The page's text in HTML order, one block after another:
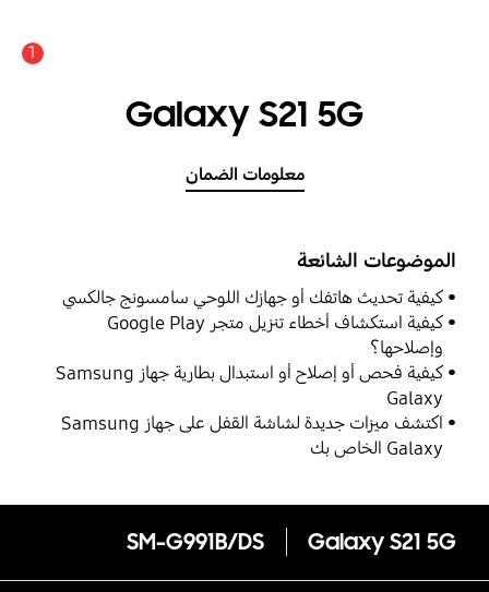
1
Galaxy S21 5G
معلومات الضمان
الموضوعات الشائعة
كيفية تحديث هاتفك أو جهازك اللوحي سامسونج جالكسي
كيفية استكشاف أخطاء تنزيل متجر Google Play
وإصلاحها؟
كيفية فحص أو إصلاح أو استبدال بطارية جهاز Samsung
Galaxy
اكتشف ميزات جديدة لشاشة القفل على جهاز Samsung
Galaxy الخاص بك
Galaxy S21 5G
SM-G991B/DS